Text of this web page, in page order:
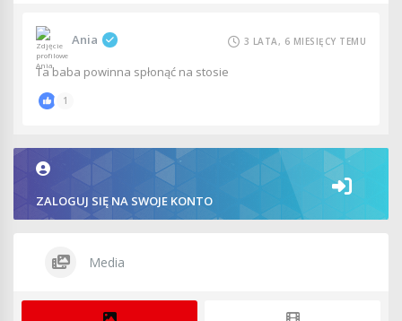
Ania 3 LATA, 6 MIESIĘCY TEMU
Ta baba powinna spłonąć na stosie
1
ZALOGUJ SIĘ NA SWOJE KONTO
Media